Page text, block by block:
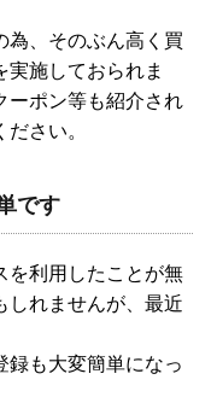
為、そのぶん高く買
施しておられま
ーポン等も紹介され
さい。
です
を利用したことが無
しれませんが、最近
録も大変簡単になっ